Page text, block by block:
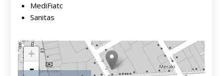
MediFiatc
Sanitas
+
-